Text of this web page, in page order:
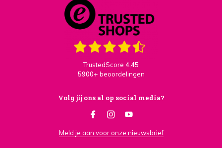
TrustedScore 4,45
5900+ beoordelingen
Volg jij ons al op social media?
Meld je aan voor onze nieuwsbrief